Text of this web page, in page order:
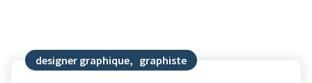
designer graphique, graphiste